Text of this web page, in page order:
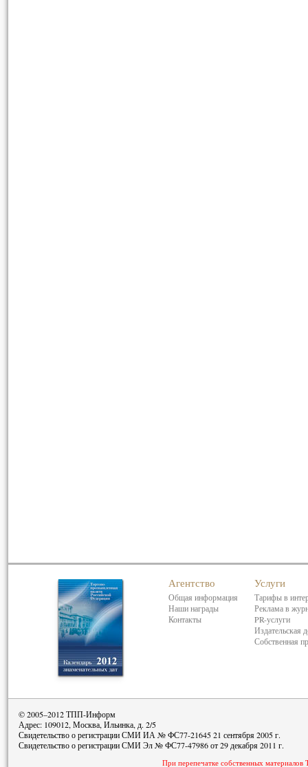
Агентство
Общая информация
Наши награды
Контакты
Услуги
Тарифы в
Реклама в
PR-услуги
Издательская
Собственная
© 2005–2012 ТПП-Информ
Адрес: 109012, Москва, Ильинка, д. 2/5
Свидетельство о регистрации СМИ ИА № ФС77-21645 21 сентября 2005 г.
Свидетельство о регистрации СМИ Эл № ФС77-47986 от 29 декабря 2011 г.
При перепечатке собственных